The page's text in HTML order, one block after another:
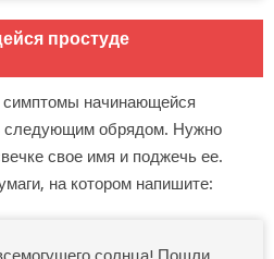
простуде
симптомы начинающейся
следующим обрядом. Нужно
свое имя и поджечь ее.
на котором напишите: